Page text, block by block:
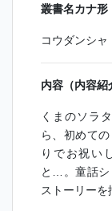
叢書名カナ形
コウダンシ
内容（内容紹
くまのソラ
ら、初めて
りでお祝い
と…。童話シ
ストーリーを